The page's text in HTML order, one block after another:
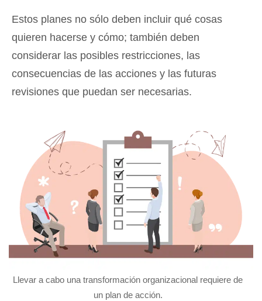
Estos planes no sólo deben incluir qué cosas
quieren hacerse y cómo; también deben
considerar las posibles restricciones, las
consecuencias de las acciones y las futuras
revisiones que puedan ser necesarias.
Llevar a cabo una transformación organizacional requiere de
un plan de acción.